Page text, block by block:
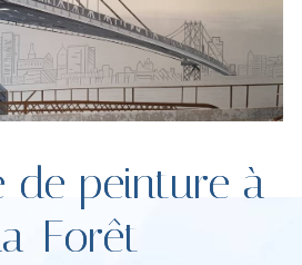
de peinture à
Forêt